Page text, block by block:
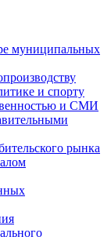
муниципальных
и спорту
и СМИ
рынка